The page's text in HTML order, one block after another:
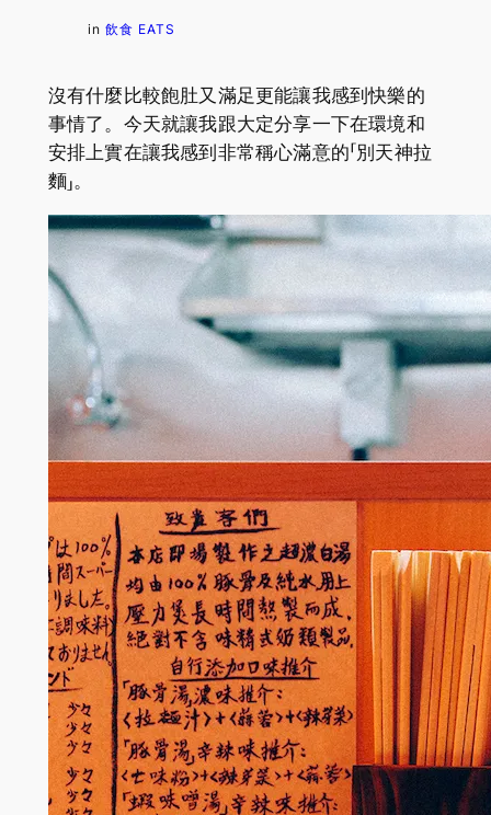
in 飲食 EATS
沒有什麼比較飽肚又滿足更能讓我感到快樂的
事情了。今天就讓我跟大定分享一下在環境和
安排上實在讓我感到非常稱心滿意的「別天神拉
麵」。